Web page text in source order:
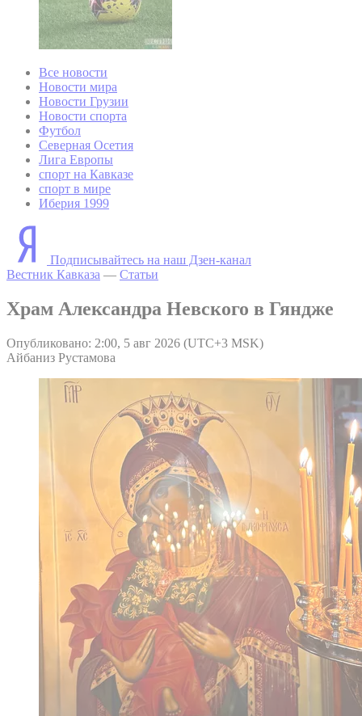
Все новости
Новости мира
Новости Грузии
Новости спорта
Футбол
Северная Осетия
Лига Европы
спорт на Кавказе
спорт в мире
Иберия 1999
Подписывайтесь на наш Дзен-канал
Вестник Кавказа — Статьи
Храм Александра Невского в Гяндже
Опубликовано: 2:00, 5 авг 2026 (UTC+3 MSK)
Айбаниз Рустамова